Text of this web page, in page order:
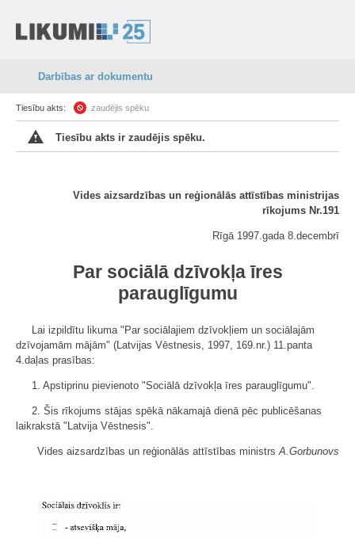
Darbības ar dokumentu
Tiesību akts: zaudējis spēku
Tiesību akts ir zaudējis spēku.
Vides aizsardzības un reģionālās attīstības ministrijas
rīkojums Nr.191
Rīgā 1997.gada 8.decembrī
Par sociālā dzīvokļa īres
parauglīgumu
Lai izpildītu likuma "Par sociālajiem dzīvokļiem un sociālajām
dzīvojamām mājām" (Latvijas Vēstnesis, 1997, 169.nr.) 11.panta
4.daļas prasības:
1. Apstiprinu pievienoto "Sociālā dzīvokļa īres parauglīgumu".
2. Šis rīkojums stājas spēkā nākamajā dienā pēc publicēšanas
laikrakstā "Latvija Vēstnesis".
Vides aizsardzības un reģionālās attīstības ministrsA.Gorbunovs